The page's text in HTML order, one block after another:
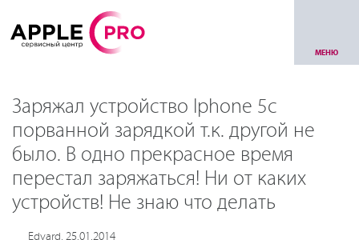
МЕНЮ
Заряжал устройство Iphone 5c
порванной зарядкой т.к. другой не
было. В одно прекрасное время
перестал заряжаться! Ни от каких
устройств! Не знаю что делать
Edvard, 25.01.2014